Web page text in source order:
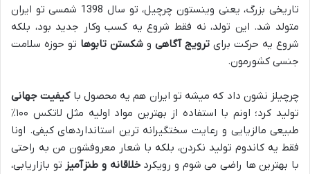
تاریخی بزرگ، یعنی وینستون چرچیل، تو سال 1398 شمسی تو ایران
متولد شد. این تولد، نه فقط شروع یه کسب وکار جدید بود، بلکه
شروع یه حرکت برای ترویج آگاهی و شکستن تابوها تو حوزه سلامت
جنسی کشورمون.
چرچیلز نشون داد که میشه تو ایران هم یه محصول باکیفیت جهانی
تولید کرد؛ اونم با استفاده از بهترین مواد اولیه مثل لاتکس ۱۰۰٪
طبیعی مالزیایی و رعایت سختگیرانه ترین استانداردهای کیفی. اونا
فقط یه کاندوم تولید نکردن، بلکه با شعار معروفشون من به راحتی
با بهترین ها راضی می شوم و رویکردخلاقانه و طنزآمیز تو بازاریابی،